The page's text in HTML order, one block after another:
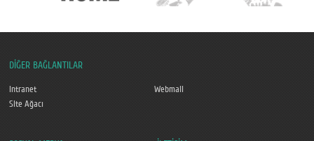
DİĞER BAĞLANTILAR
Intranet
Webmail
Site Ağacı